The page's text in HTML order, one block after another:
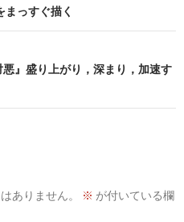
まっすぐ描く
』盛り上がり，深まり，加速す
ありません。 ※ が付いている欄